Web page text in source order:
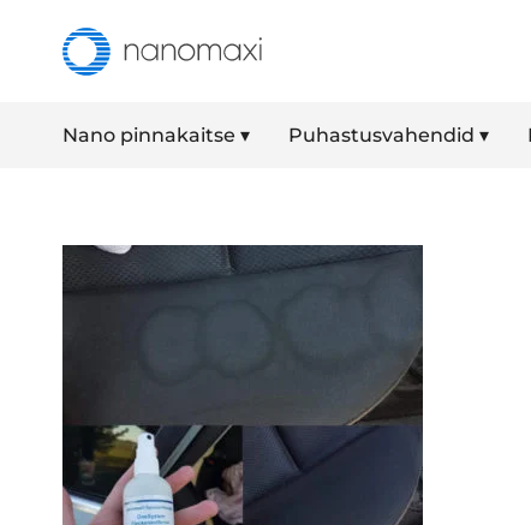
Nano pinnakaitse ▾ Puhastusvahendid ▾